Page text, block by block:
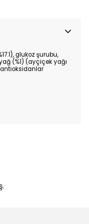
glukoz şurubu,
(%1) (ayçiçek yağı